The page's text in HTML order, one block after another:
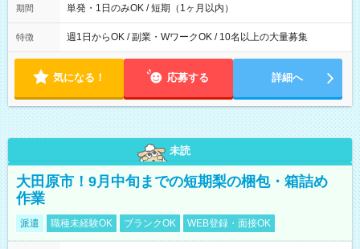
期間 単発・1日のみOK / 短期（1ヶ月以内）
特徴 週1日からOK / 副業・WワークOK / 10名以上の大量募集
気になる！ 応募する 詳細へ
未読
大田原市！9月中旬までの短期梨の梱包・箱詰め
作業
派遣 職種未経験OK ブランクOK WEB登録・面接OK